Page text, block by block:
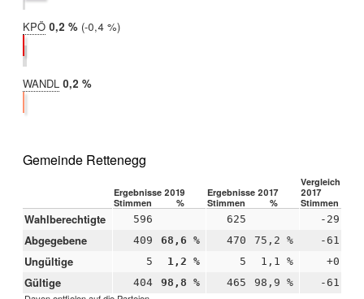
KPÖ 2019:
0,2 %
2017:
0,6 %
Differenz:
-0,4 %
WANDL 2019:
0,2 %
Gemeinde Rettenegg
Ergebnisse 2019 Ergebnisse 2017
Vergleich
2017
Stimmen
% Stimmen % Stimmen
Wahlberechtigte 596 625 -29
Abgegebene 409 68,6 % 470 75,2 % -61
Ungültige 5 1,2 % 5 1,1 % +0
Gültige 404 98,8 % 465 98,9 % -61